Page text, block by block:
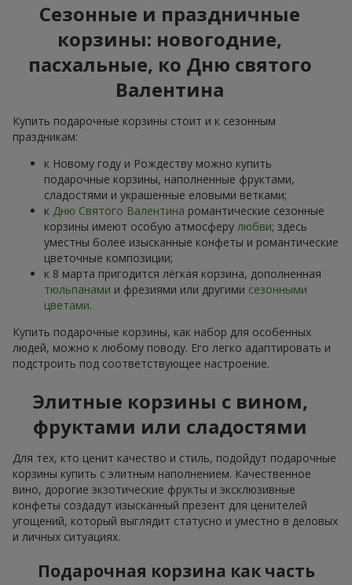
Сезонные и праздничные
корзины: новогодние,
пасхальные, ко Дню святого
Валентина
Купить подарочные корзины стоит и к сезонным
праздникам:
к Новому году и Рождеству можно купить
подарочные корзины, наполненные фруктами,
сладостями и украшенные еловыми ветками;
к Дню Святого Валентина романтические сезонные
корзины имеют особую атмосферу любви; здесь
уместны более изысканные конфеты и романтические
цветочные композиции;
к 8 марта пригодится лёгкая корзина, дополненная
тюльпанами и фрезиями или другими сезонными
цветами.
Купить подарочные корзины, как набор для особенных
людей, можно к любому поводу. Его легко адаптировать и
подстроить под соответствующее настроение.
Элитные корзины с вином,
фруктами или сладостями
Для тех, кто ценит качество и стиль, подойдут подарочные
корзины купить с элитным наполнением. Качественное
вино, дорогие экзотические фрукты и эксклюзивные
конфеты создадут изысканный презент для ценителей
угощений, который выглядит статусно и уместно в деловых
и личных ситуациях.
Подарочная корзина как часть